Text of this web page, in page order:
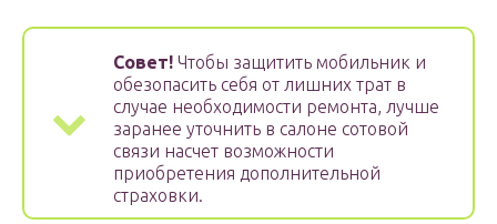
Совет! Чтобы защитить мобильник и
обезопасить себя от лишних трат в
случае необходимости ремонта, лучше
заранее уточнить в салоне сотовой
связи насчет возможности
приобретения дополнительной
страховки.